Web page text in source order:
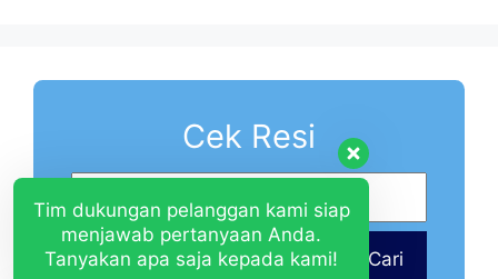
Cek Resi
Cari
Tim dukungan pelanggan kami siap
menjawab pertanyaan Anda.
Tanyakan apa saja kepada kami!